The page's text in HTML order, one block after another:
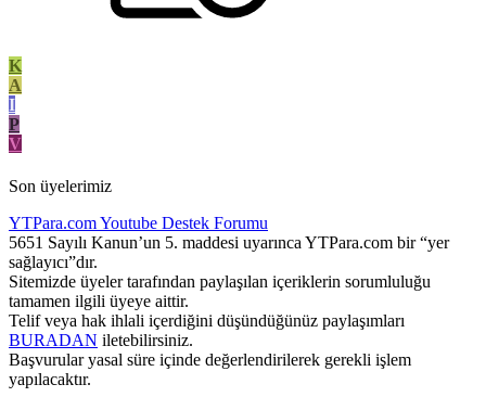
K
A
I
P
V
Son üyelerimiz
YTPara.comYoutube Destek Forumu
5651 Sayılı Kanun’un 5. maddesi uyarınca YTPara.com bir “yer
sağlayıcı”dır.
Sitemizde üyeler tarafından paylaşılan içeriklerin sorumluluğu
tamamen ilgili üyeye aittir.
Telif veya hak ihlali içerdiğini düşündüğünüz paylaşımları
BURADAN iletebilirsiniz.
Başvurular yasal süre içinde değerlendirilerek gerekli işlem
yapılacaktır.